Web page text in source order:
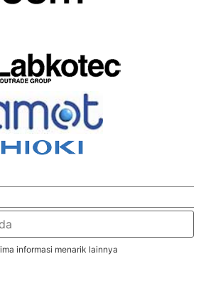
informasi menarik lainnya